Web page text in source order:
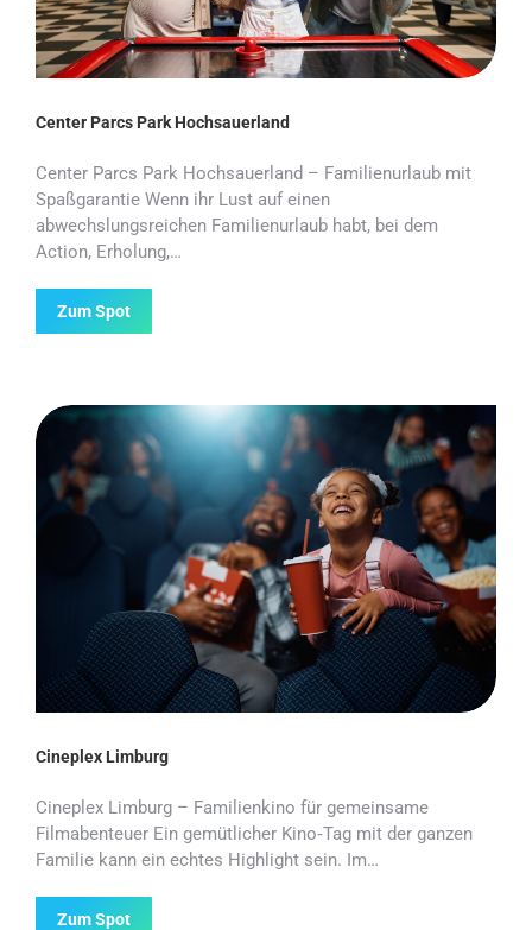
Center Parcs Park Hochsauerland
Center Parcs Park Hochsauerland – Familienurlaub mit
Spaßgarantie Wenn ihr Lust auf einen
abwechslungsreichen Familienurlaub habt, bei dem
Action, Erholung,…
Zum Spot
Cineplex Limburg
Cineplex Limburg – Familienkino für gemeinsame
Filmabenteuer Ein gemütlicher Kino‑Tag mit der ganzen
Familie kann ein echtes Highlight sein. Im…
Zum Spot